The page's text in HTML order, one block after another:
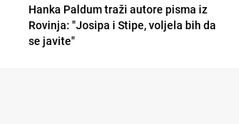
Hanka Paldum traži autore pisma iz
Rovinja: "Josipa i Stipe, voljela bih da
se javite"